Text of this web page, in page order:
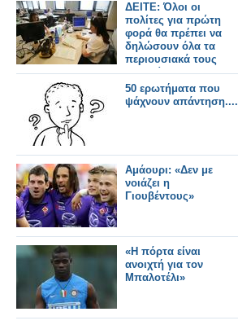
ΔΕΙΤΕ: Όλοι οι
πολίτες για πρώτη
φορά θα πρέπει να
δηλώσουν όλα τα
περιουσιακά τους
στοιχεία
50 ερωτήματα που
ψάχνουν απάντηση....
Αμάουρι: «Δεν με
νοιάζει η
Γιουβέντους»
«Η πόρτα είναι
ανοιχτή για τον
Μπαλοτέλι»